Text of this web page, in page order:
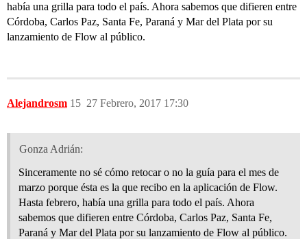
había una grilla para todo el país. Ahora sabemos que difieren entre
Córdoba, Carlos Paz, Santa Fe, Paraná y Mar del Plata por su
lanzamiento de Flow al público.
Alejandrosm 27 Febrero, 2017 17:30
15
Gonza Adrián:
Sinceramente no sé cómo retocar o no la guía para el mes de
marzo porque ésta es la que recibo en la aplicación de Flow.
Hasta febrero, había una grilla para todo el país. Ahora
sabemos que difieren entre Córdoba, Carlos Paz, Santa Fe,
Paraná y Mar del Plata por su lanzamiento de Flow al público.